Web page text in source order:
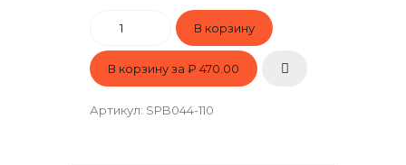
В корзину за ₽ 470.00
Артикул: SPB044-110